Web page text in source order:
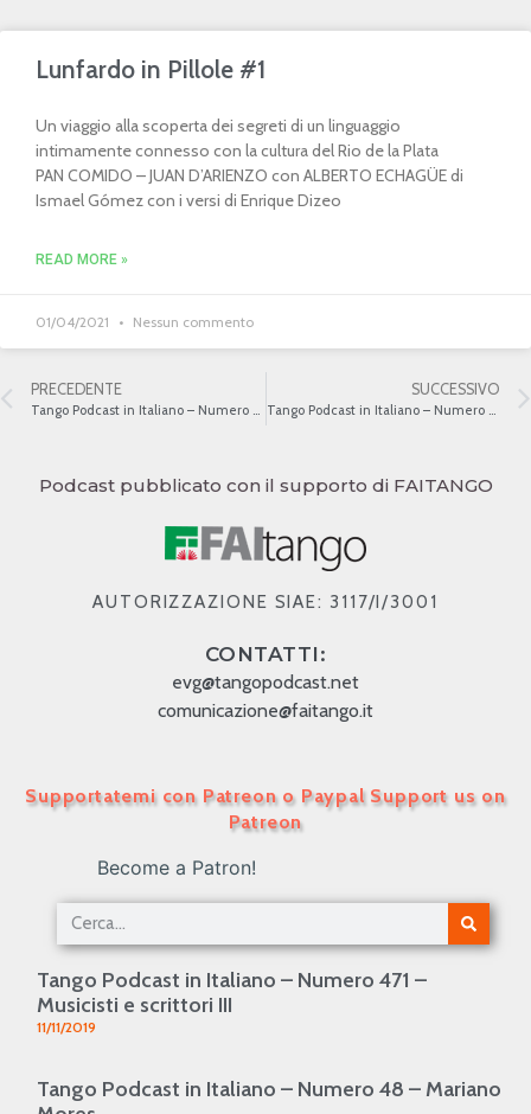
Lunfardo in Pillole #1
Un viaggio alla scoperta dei segreti di un linguaggio
intimamente connesso con la cultura del Rio de la Plata
PAN COMIDO – JUAN D’ARIENZO con ALBERTO ECHAGÜE di
Ismael Gómez con i versi di Enrique Dizeo
READ MORE »
01/04/2021 Nessun commento
PRECEDENTE SUCCESSIVO
Podcast pubblicato con il supporto di FAITANGO
AUTORIZZAZIONE SIAE: 3117/I/3001
CONTATTI:
evg@tangopodcast.net
comunicazione@faitango.it
Supportatemi con Patreon o Paypal Support us on
Patreon
Become a Patron!
Tango Podcast in Italiano – Numero 471 –
Musicisti e scrittori III
11/11/2019
Tango Podcast in Italiano – Numero 48 – Mariano